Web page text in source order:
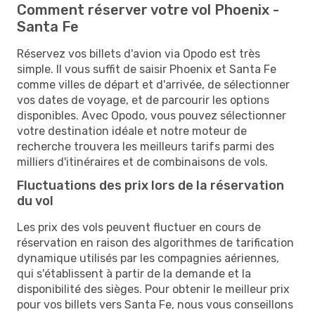
Comment réserver votre vol Phoenix -
Santa Fe
Réservez vos billets d'avion via Opodo est très
simple. Il vous suffit de saisir Phoenix et Santa Fe
comme villes de départ et d'arrivée, de sélectionner
vos dates de voyage, et de parcourir les options
disponibles. Avec Opodo, vous pouvez sélectionner
votre destination idéale et notre moteur de
recherche trouvera les meilleurs tarifs parmi des
milliers d'itinéraires et de combinaisons de vols.
Fluctuations des prix lors de la réservation
du vol
Les prix des vols peuvent fluctuer en cours de
réservation en raison des algorithmes de tarification
dynamique utilisés par les compagnies aériennes,
qui s'établissent à partir de la demande et la
disponibilité des sièges. Pour obtenir le meilleur prix
pour vos billets vers Santa Fe, nous vous conseillons